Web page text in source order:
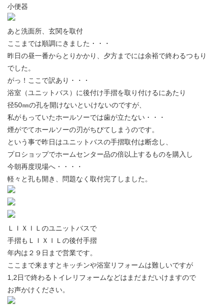
小便器
あと洗面所、玄関を取付
ここまでは順調にきました・・・
昨日の昼一番からとりかかり、夕方までには余裕で終わるつもり
でした。
がっ！ここで訳あり・・・
浴室（ユニットバス）に後付け手摺を取り付けるにあたり
径50㎜の孔を開けないといけないのですが、
私がもっていたホールソーでは歯が立たない・・・
煙がでてホールソーの刃がちびてしまうのです。
という事で昨日はユニットバスの手摺取付は断念し、
プロショップでホームセンター品の倍以上するものを購入し
今朝再度現場へ・・・・
軽々と孔も開き、問題なく取付完了しました。
ＬＩＸＩＬのユニットバスで
手摺もＬＩＸＩＬの後付手摺
年内は２９日まで営業です。
ここまで来ますとキッチンや浴室リフォームは難しいですが
1,2日で終わるトイレリフォームなどはまだまだいけますので
お声かけください。